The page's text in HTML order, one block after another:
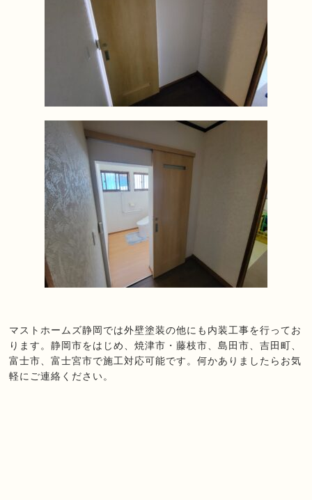
マストホームズ静岡では外壁塗装の他にも内装工事を行ってお
ります。静岡市をはじめ、焼津市・藤枝市、島田市、吉田町、
富士市、富士宮市で施工対応可能です。何かありましたらお気
軽にご連絡ください。